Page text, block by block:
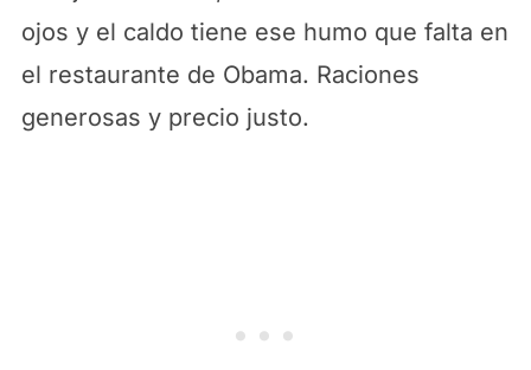
ojos y el caldo tiene ese humo que falta en
el restaurante de Obama. Raciones
generosas y precio justo.